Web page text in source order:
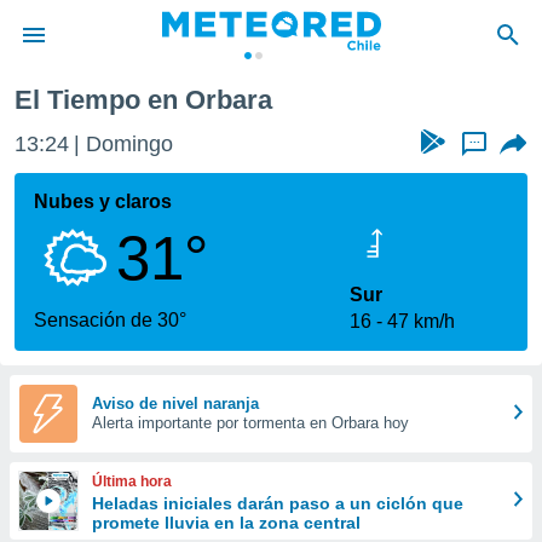
de
por
que se
calidad.
a este
las
y
forma
digital
basada
El Tiempo en Orbara
13:24 Domingo ...
Nubes y claros
31°
Sensación de 30°
Sur
16
47 km/h
Aviso de nivel naranja
Alerta importante por tormenta en Orbara hoy
Última hora
Heladas iniciales darán paso a un ciclón que
promete lluvia en la zona central